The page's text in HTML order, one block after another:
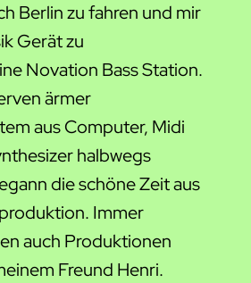
Berlin zu fahren und mir
Gerät zu
Novation Bass Station.
ärmer
aus Computer, Midi
halbwegs
die schöne Zeit aus
Immer
auch Produktionen
Freund Henri.